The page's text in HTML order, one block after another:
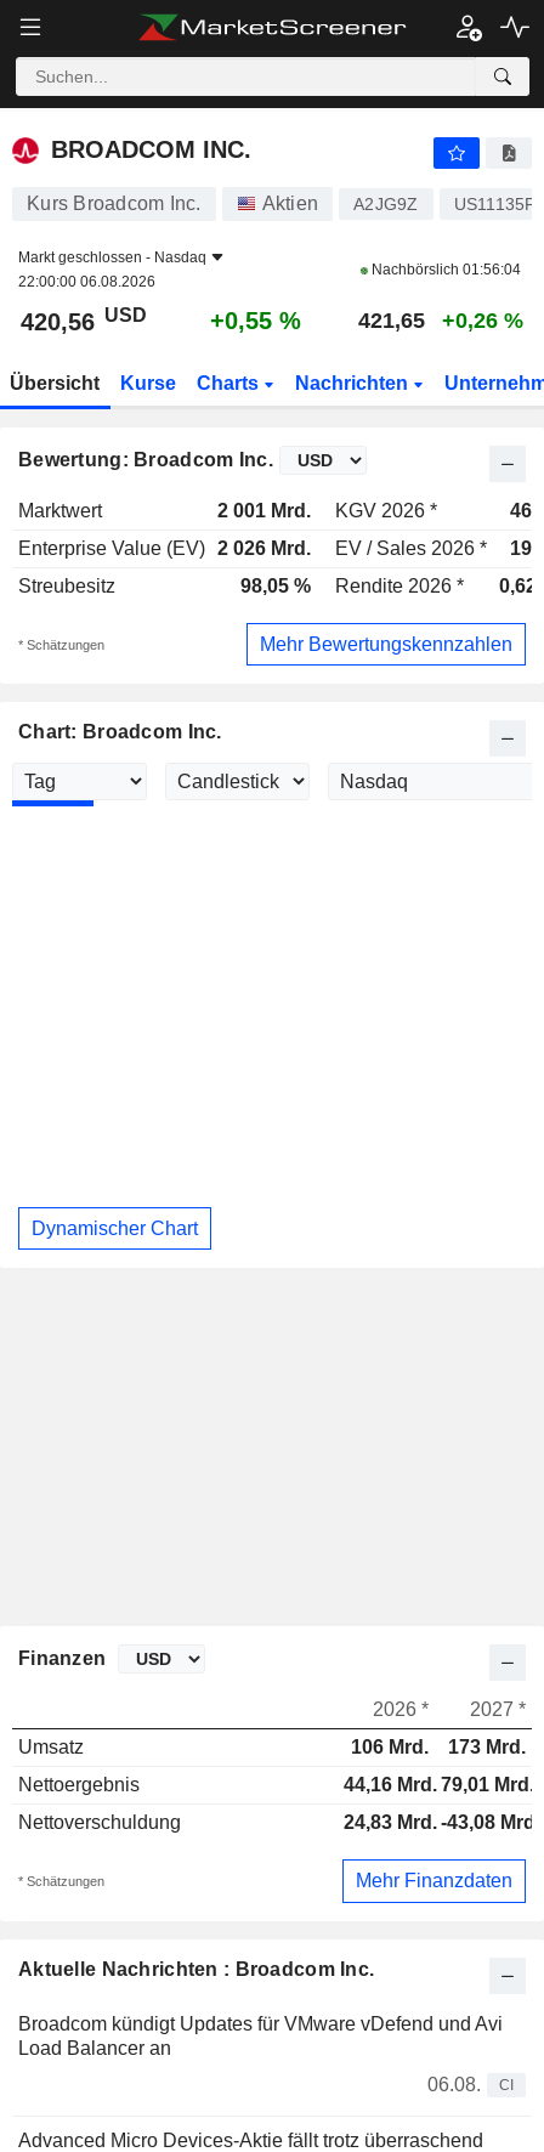
BROADCOM INC.
BROADCOM INC.
Kurs Broadcom Inc. Aktien A2JG9Z
Markt geschlossen - Nasdaq
22:00:00 06.08.2026
Nachbörslich 01:56:04
420,56 USD +0,55 % 421,65 +0,26 %
Übersicht Kurse Charts Nachrichten
Bewertung: Broadcom Inc.
Marktwert 2 001 Mrd. KGV 2026 *
Enterprise Value (EV) 2 026 Mrd. EV / Sales 2026 *
Streubesitz
98,05 % Rendite 2026 * 0,62
* Schätzungen Mehr Bewertungskennzahlen
Chart: Broadcom Inc.
Dynamischer Chart
Aktuelle Nachrichten : Broadcom Inc.
Broadcom kündigt Updates für VMware vDefend und Avi
Load Balancer an
06.08.
CI
Advanced Micro Devices-Aktie fällt trotz überraschend
Finanzen
2026 *
2027 *
Umsatz
106 Mrd.
173 Mrd.
Nettoergebnis
44,16 Mrd.79,01 Mrd.
Nettoverschuldung
24,83 Mrd.-43,08 Mrd.
* Schätzungen Mehr Finanzdaten